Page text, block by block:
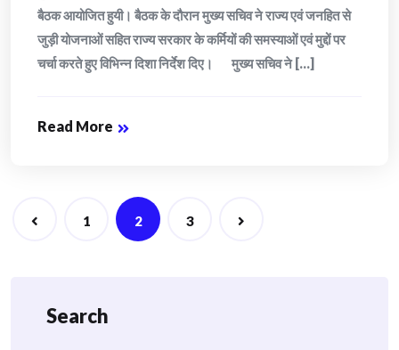
बैठक आयोजित हुयी। बैठक के दौरान मुख्य सचिव ने राज्य एवं जनहित से
जुड़ी योजनाओं सहित राज्य सरकार के कर्मियों की समस्याओं एवं मुद्दों पर
चर्चा करते हुए विभिन्न दिशा निर्देश दिए। मुख्य सचिव ने [...]
Read More
Posts
navigation
1 2 3
Search